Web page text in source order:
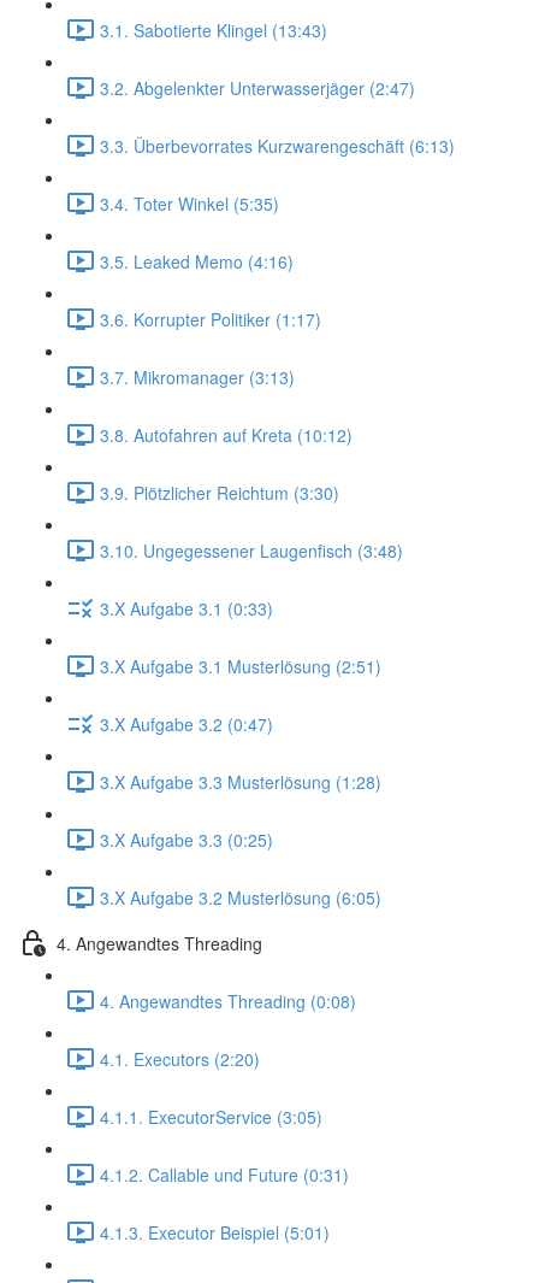
3.1. Sabotierte Klingel (13:43)
3.2. Abgelenkter Unterwasserjäger (2:47)
3.3. Überbevorrates Kurzwarengeschäft (6:13)
3.4. Toter Winkel (5:35)
3.5. Leaked Memo (4:16)
3.6. Korrupter Politiker (1:17)
3.7. Mikromanager (3:13)
3.8. Autofahren auf Kreta (10:12)
3.9. Plötzlicher Reichtum (3:30)
3.10. Ungegessener Laugenfisch (3:48)
3.X Aufgabe 3.1 (0:33)
3.X Aufgabe 3.1 Musterlösung (2:51)
3.X Aufgabe 3.2 (0:47)
3.X Aufgabe 3.3 Musterlösung (1:28)
3.X Aufgabe 3.3 (0:25)
3.X Aufgabe 3.2 Musterlösung (6:05)
4. Angewandtes Threading
4. Angewandtes Threading (0:08)
4.1. Executors (2:20)
4.1.1. ExecutorService (3:05)
4.1.2. Callable und Future (0:31)
4.1.3. Executor Beispiel (5:01)